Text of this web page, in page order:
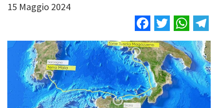
15 Maggio 2024
Facebook
Twitter